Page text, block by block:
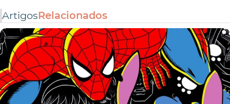
ArtigosRelacionados